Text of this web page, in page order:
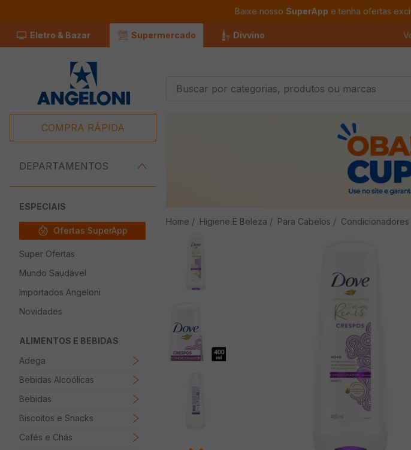
Baixe nosso SuperApp e tenha ofertas
Eletro & Bazar Supermercado Divvino
5º Carne
Queijo
Pão
Papel Higienico
10º Ovo
COMPRA RÁPIDA
DEPARTAMENTOS
ESPECIAIS
Ofertas SuperApp
Super Ofertas
Mundo Saudável
Importados Angeloni
Novidades
ALIMENTOS E BEBIDAS
Adega
Bebidas Alcoólicas
Bebidas
Biscoitos e Snacks
Cafés e Chás
Higiene E Beleza Para Cabelos Condicionadores